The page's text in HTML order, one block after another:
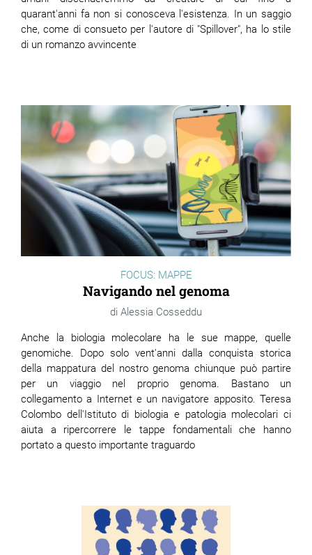
quarant'anni fa non si conosceva l'esistenza. In un saggio
che, come di consueto per l'autore di "Spillover", ha lo stile
di un romanzo avvincente
FOCUS: MAPPE
Navigando nel genoma
Alessia Cosseddu
Anche la biologia molecolare ha le sue mappe, quelle
genomiche. Dopo solo vent'anni dalla conquista storica
della mappatura del nostro genoma chiunque può partire
per un viaggio nel proprio genoma. Bastano un
collegamento a Internet e un navigatore apposito. Teresa
Colombo dell'Istituto di biologia e patologia molecolari ci
aiuta a ripercorrere le tappe fondamentali che hanno
portato a questo importante traguardo